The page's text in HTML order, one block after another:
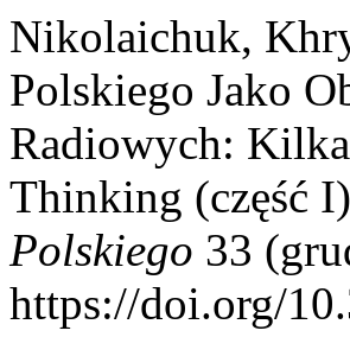
Nikolaichuk,
Polskiego Jako
Radiowych:
Thinking (część
Polskiego 33
https://doi.org/